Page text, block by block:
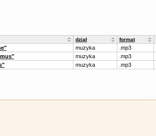
dział format
muzyka
.mp3
muzyka
.mp3
muzyka .mp3